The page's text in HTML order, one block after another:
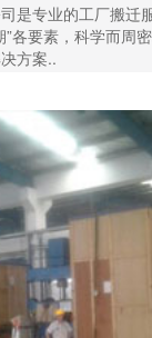
是专业的工厂搬迁
各要素，科学而周
方案..